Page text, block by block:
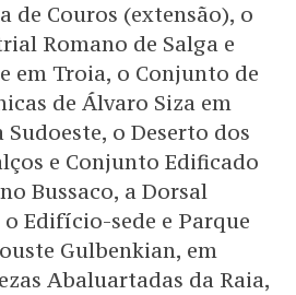
de Couros (extensão), o
Romano de Salga e
em Troia, o Conjunto de
de Álvaro Siza em
o Deserto dos
e Conjunto Edificado
Bussaco, a Dorsal
Edifício-sede e Parque
Gulbenkian, em
Abaluartadas da Raia,